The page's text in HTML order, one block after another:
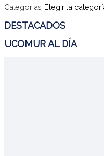
CategorÍas
DESTACADOS
UCOMUR AL DÍA